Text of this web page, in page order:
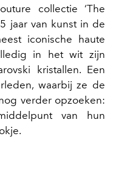
collectie ‘The
jaar van kunst in de
iconische haute
in het wit zijn
kristallen. Een
waarbij ze de
verder opzoeken:
van hun